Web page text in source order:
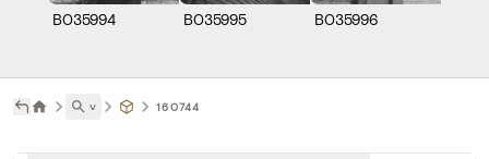
B035994 B035995 B035996
˅ 160744